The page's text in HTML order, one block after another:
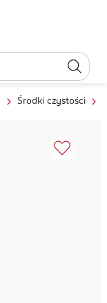
Środki czystości